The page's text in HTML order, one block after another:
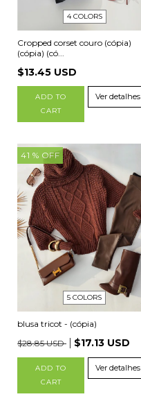
4 COLORS
Cropped corset couro (cópia)
(cópia) (có...
$13.45 USD
ADD TO
CART
Ver detalhes
41 % OFF
5 COLORS
blusa tricot - (cópia)
$28.85 USD
$17.13 USD
ADD TO
CART
Ver detalhes